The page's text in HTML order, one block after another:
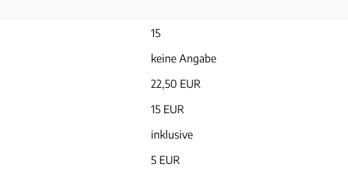
15
keine Angabe
22,50 EUR
15 EUR
inklusive
5 EUR